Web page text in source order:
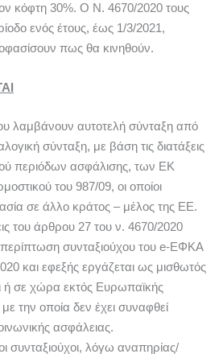
κόφτη 30%. Ο Ν. 4670/2020 τους
ενός έτους, έως 1/3/2021,
πως θα κινηθούν.
λαμβάνουν αυτοτελή σύνταξη από
σύνταξη, με βάση τις διατάξεις
περιόδων ασφάλισης, των ΕΚ
του 987/09, οι οποίοι
σε άλλο κράτος – μέλος της ΕΕ.
του άρθρου 27 του ν. 4670/2020
συνταξιούχου του e-ΕΦΚΑ
και εφεξής εργάζεται ως μισθωτός
ή σε χώρα εκτός Ευρωπαϊκής
την οποία δεν έχει συναφθεί
ασφάλειας.
συνταξιούχοι, λόγω αναπηρίας/